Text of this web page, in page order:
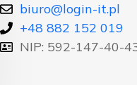
biuro@login-it.pl
+48 882 152 019
NIP: 592-147-40-